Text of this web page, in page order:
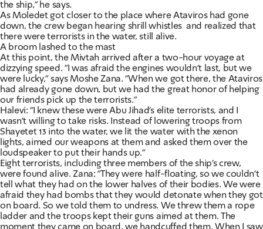
the ship," he says.
As Moledet got closer to the place where Ataviros had gone
down, the crew began hearing shrill whistles  and realized that
there were terrorists in the water, still alive.
A broom lashed to the mast
At this point, the Mivtah arrived after a two-hour voyage at
dizzying speed. "I was afraid the engines wouldn't last, but we
were lucky," says Moshe Zana. "When we got there, the Ataviros
had already gone down, but we had the great honor of helping
our friends pick up the terrorists."
Halevi: "I knew these were Abu Jihad's elite terrorists, and I
wasn't willing to take risks. Instead of lowering troops from
Shayetet 13 into the water, we lit the water with the xenon
lights, aimed our weapons at them and asked them over the
loudspeaker to put their hands up."
Eight terrorists, including three members of the ship's crew,
were found alive. Zana: "They were half-floating, so we couldn't
tell what they had on the lower halves of their bodies. We were
afraid they had bombs that they would detonate when they got
on board. So we told them to undress. We threw them a rope
ladder and the troops kept their guns aimed at them. The